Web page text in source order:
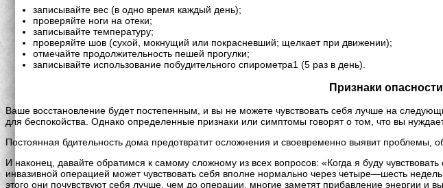
записывайте вес (в одно время каждый день);
проверяйте ноги на отеки;
записывайте температуру;
проверяйте шов (сухой, мокнущий или покрасневший; щелкает при движении);
отмечайте продолжительность пешей прогулки;
записывайте использование побудительного спирометра1 (5 раз в день).
Признаки
Ваше восстановление будет постепенным, и вы не можете чувствовать себя лучше на
для беспокойства. Однако определенные признаки или симптомы говорят о том, что вы
Постоянная бдительность дома предотвратит осложнения и своевременно выявит проблемы,
И наконец, давайте обратимся к самому сложному из всех вопросов: «Когда я буду
инвазивной операцией может чувствовать себя вполне нормально через четыре—шесть
этого они почувствуют себя лучше, чем до операции, многие заметят прибавление энергии и